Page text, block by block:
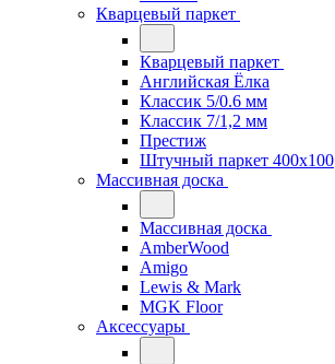
Кварцевый паркет
Кварцевый паркет
Английская Ёлка
Классик 5/0.6 мм
Классик 7/1,2 мм
Престиж
Штучный паркет 400x100
Массивная доска
Массивная доска
AmberWood
Amigo
Lewis & Mark
MGK Floor
Аксессуары